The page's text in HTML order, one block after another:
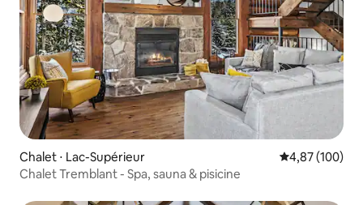
Chalet ⋅ Lac-Supérieur Évaluation
4,87 (100)
Chalet Tremblant - Spa, sauna & pisicine